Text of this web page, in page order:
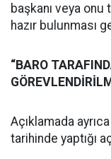
başkanı veya
hazır bulunması
“BARO
Açıklamada
tarihinde yaptığı